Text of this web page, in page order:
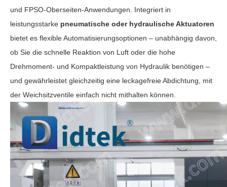
und FPSO-Oberseiten-Anwendungen. Integriert in
leistungsstarke pneumatische oder hydraulische Aktuatoren
bietet es flexible Automatisierungsoptionen – unabhängig davon,
ob Sie die schnelle Reaktion von Luft oder die hohe
Drehmoment- und Kompaktleistung von Hydraulik benötigen –
und gewährleistet gleichzeitig eine leckagefreie Abdichtung, mit
der Weichsitzventile einfach nicht mithalten können.